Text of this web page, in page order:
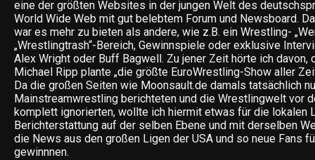
eine der größten Websites in der jungen Welt des
World Wide Web mit gut belebtem Forum und Newsboard.
war es mehr zu bieten als andere, wie z.B. ein Wrestling-
„Wrestlingtrash“-Bereich, Gewinnspiele oder exklusive
Alex Wright oder Buff Bagwell. Zu jener Zeit hörte ich
Michael Ripp plante „die größte EuroWrestling-Show aller
Da die großen Seiten wie Moonsault.de damals tatsächlich
Mainstreamwrestling berichteten und die Wrestlingwelt vor
komplett ignorierten, wollte ich hiermit etwas für die lokalen
Berichterstattung auf der selben Ebene und mit derselben
die News aus den großen Ligen der USA und so neue Fans
gewinnnen.